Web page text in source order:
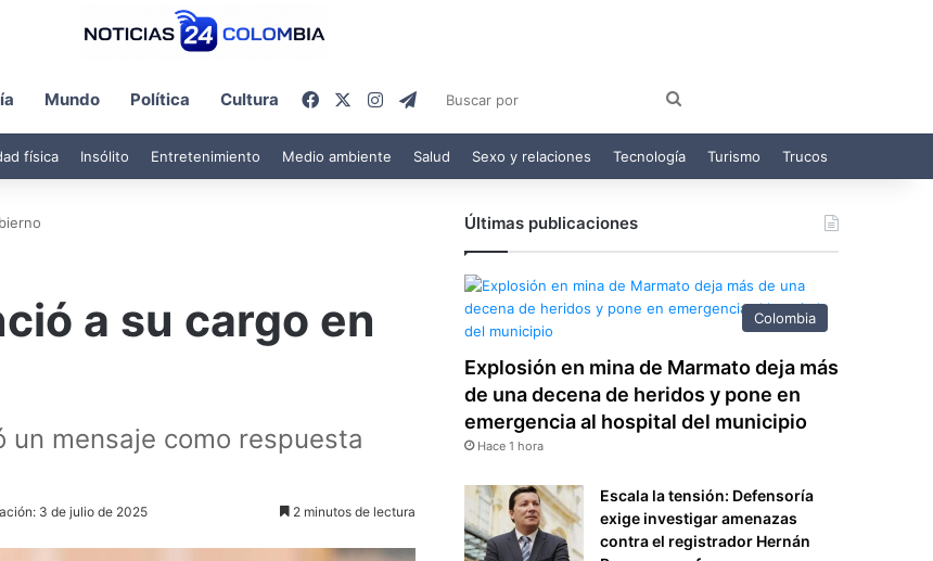
Mundo Política Cultura FacebookInstagram
Telegram
por
física Insólito Entretenimiento Medio ambiente Salud Sexo y relaciones Tecnología Turismo Trucos
a su cargo en
un mensaje como respuesta
3 de julio de 2025 2 minutos de lectura
Últimas publicaciones
Colombia
Explosión en mina de Marmato deja más
de una decena de heridos y pone en
emergencia al hospital del municipio
Hace 1 hora
Escala la tensión: Defensoría
exige investigar amenazas
contra el registrador Hernán